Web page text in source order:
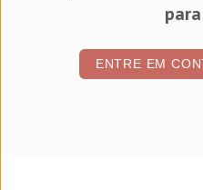
ENTRE EM